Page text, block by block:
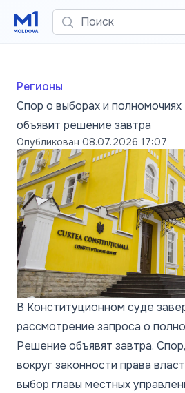
Поиск
Регионы
Спор о выборах и полномочиях
объявит решение завтра
Опубликован 08.07.2026 17:07
В Конституционном суде
рассмотрение запроса о
Решение объявят завтра.
вокруг законности права
выбор главы местных